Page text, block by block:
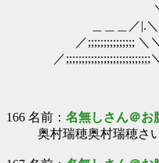
＿＿＿／|.＼＿
／;;;;;;;;;;;;;;;
／
166 名前： 名無しさん＠お
奥村瑞穂奥村瑞穂さ